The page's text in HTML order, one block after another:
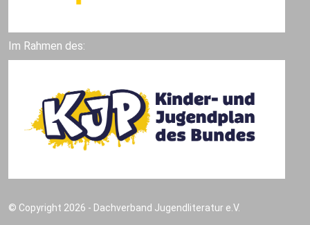
Im Rahmen des:
© Copyright 2026 - Dachverband Jugendliteratur e.V.